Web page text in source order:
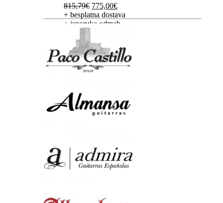
815,79€ Izvorna
cijena
bila
815,79€.
775,00€Trenutna
cijena
je:
+ besplatna dostava
+ isporuka odmah